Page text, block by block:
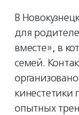
В
для
вместе», в
семей.
кинестетики
опытных